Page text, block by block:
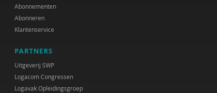
Ellen Janssen
Liesbeth Jongerius
Marcel Krutzen
Jos Kuppens
Abonnementen
Abonneren
Klantenservice
PARTNERS
Uitgeverij SWP
Logacom Congressen
Logavak Opleidingsgroep